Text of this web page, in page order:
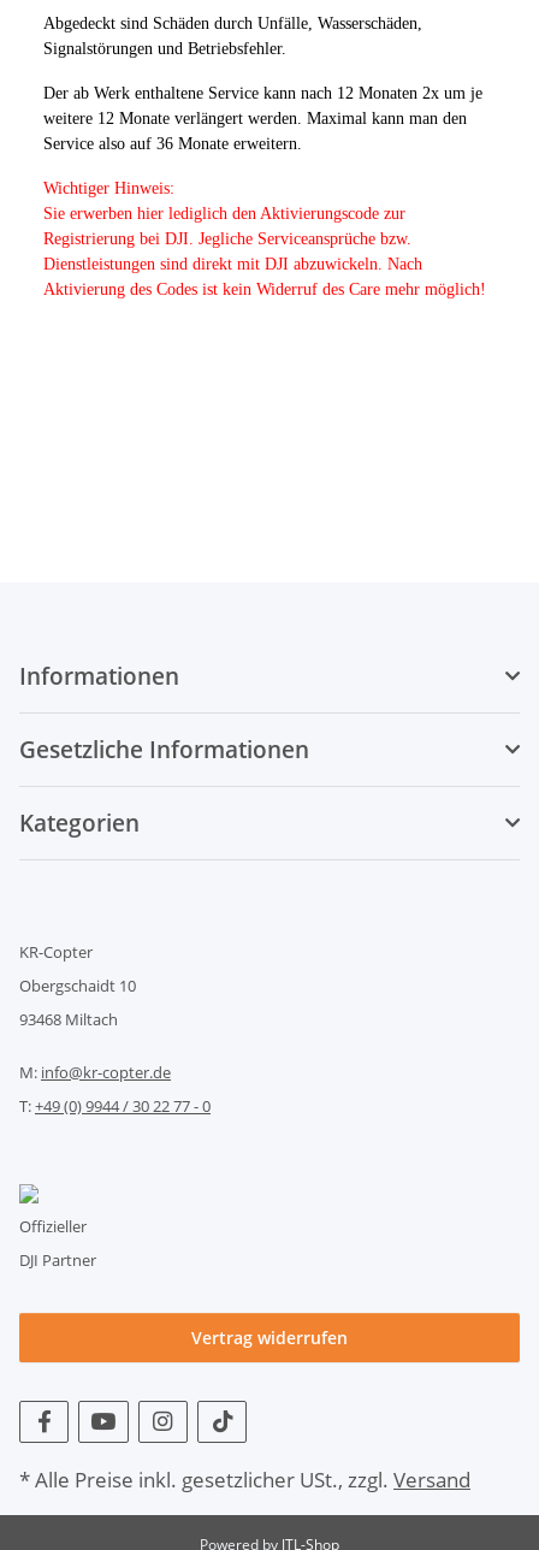
Abgedeckt sind Schäden durch Unfälle, Wasserschäden,
Signalstörungen und Betriebsfehler.
Der ab Werk enthaltene Service kann nach 12 Monaten 2x um je
weitere 12 Monate verlängert werden. Maximal kann man den
Service also auf 36 Monate erweitern.
Wichtiger Hinweis:
Sie erwerben hier lediglich den Aktivierungscode zur
Registrierung bei DJI. Jegliche Serviceansprüche bzw.
Dienstleistungen sind direkt mit DJI abzuwickeln. Nach
Aktivierung des Codes ist kein Widerruf des Care mehr möglich!
Informationen
Gesetzliche Informationen
Kategorien
KR-Copter
Obergschaidt 10
93468 Miltach
M: info@kr-copter.de
T:+49 (0) 9944 / 30 22 77 - 0
Offizieller
DJI Partner
Vertrag widerrufen
* Alle Preise inkl. gesetzlicher USt., zzgl. Versand
Powered by JTL-Shop